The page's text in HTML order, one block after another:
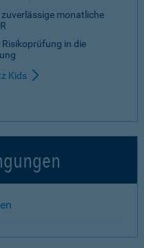
monatliche
in die
Kids